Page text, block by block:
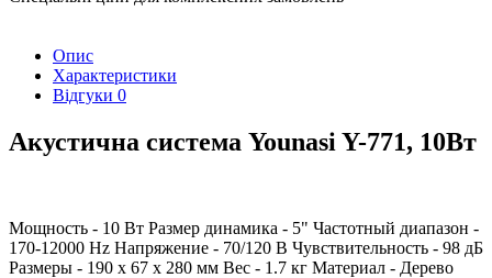
Опис
Характеристики
Відгуки 0
Акустична система Younasi Y-771, 10Вт
Мощность - 10 Вт Размер динамика - 5" Частотный диапазон -
170-12000 Hz Напряжение - 70/120 В Чувствительность - 98 дБ
Размеры - 190 x 67 х 280 мм Вес - 1.7 кг Материал - Дерево